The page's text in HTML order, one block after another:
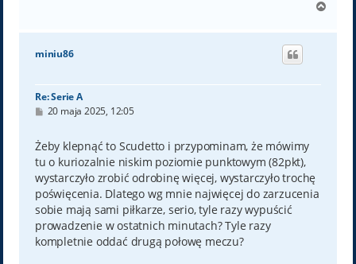
g
miniu86
Re: Serie A
P
t
20 maja 2025, 12:05
Żeby klepnąć to Scudetto i przypominam, że mówimy
tu o kuriozalnie niskim poziomie punktowym (82pkt),
wystarczyło zrobić odrobinę więcej, wystarczyło trochę
poświęcenia. Dlatego wg mnie najwięcej do zarzucenia
sobie mają sami piłkarze, serio, tyle razy wypuścić
prowadzenie w ostatnich minutach? Tyle razy
kompletnie oddać drugą połowę meczu?